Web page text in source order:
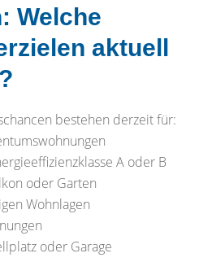
Welche
aktuell
bestehen derzeit für:
A oder B
oder Garten
Wohnlagen
oder Garage